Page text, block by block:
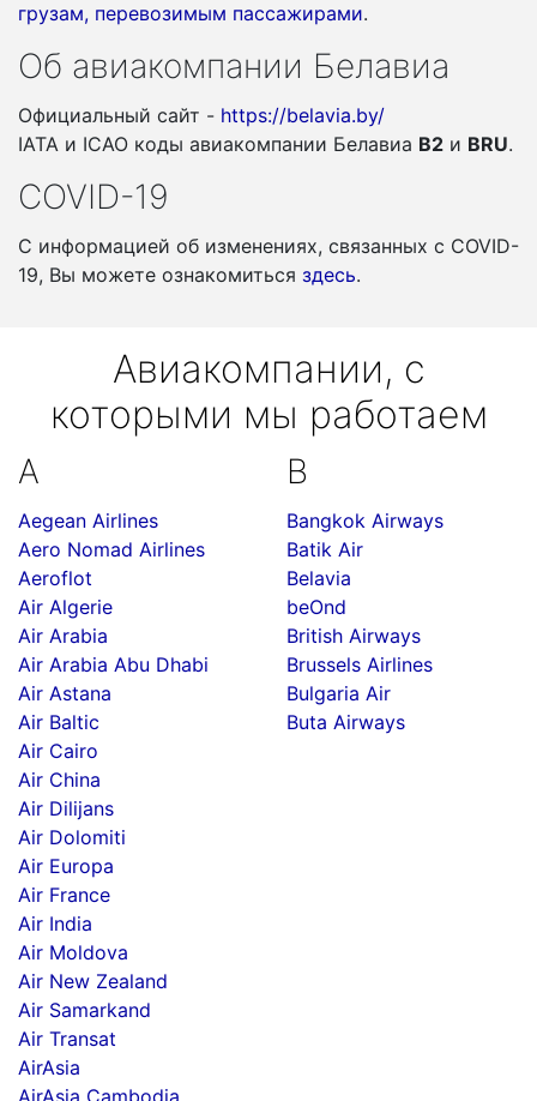
грузам, перевозимым пассажирами.
Об авиакомпании Белавиа
Официальный сайт - https://belavia.by/
IATA и ICAO коды авиакомпании Белавиа B2 и BRU.
COVID-19
С информацией об изменениях, связанных c COVID-
19, Вы можете ознакомиться здесь.
Авиакомпании, с
которыми мы работаем
A
Aegean Airlines
Aero Nomad Airlines
Aeroflot
Air Algerie
Air Arabia
Air Arabia Abu Dhabi
Air Astana
Air Baltic
Air Cairo
Air China
Air Dilijans
Air Dolomiti
Air Europa
Air France
Air India
Air Moldova
Air New Zealand
Air Samarkand
Air Transat
AirAsia
AirAsia Cambodia
B
Bangkok Airways
Batik Air
Belavia
beOnd
British Airways
Brussels Airlines
Bulgaria Air
Buta Airways